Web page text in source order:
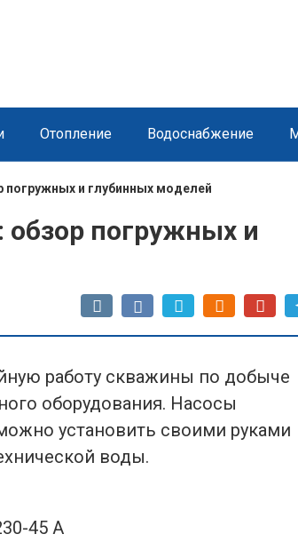
Отопление Водоснабжение
погружных и глубинных моделей
обзор погружных и
работу скважины по добыче
оборудования. Насосы
установить своими руками
воды.
45 А